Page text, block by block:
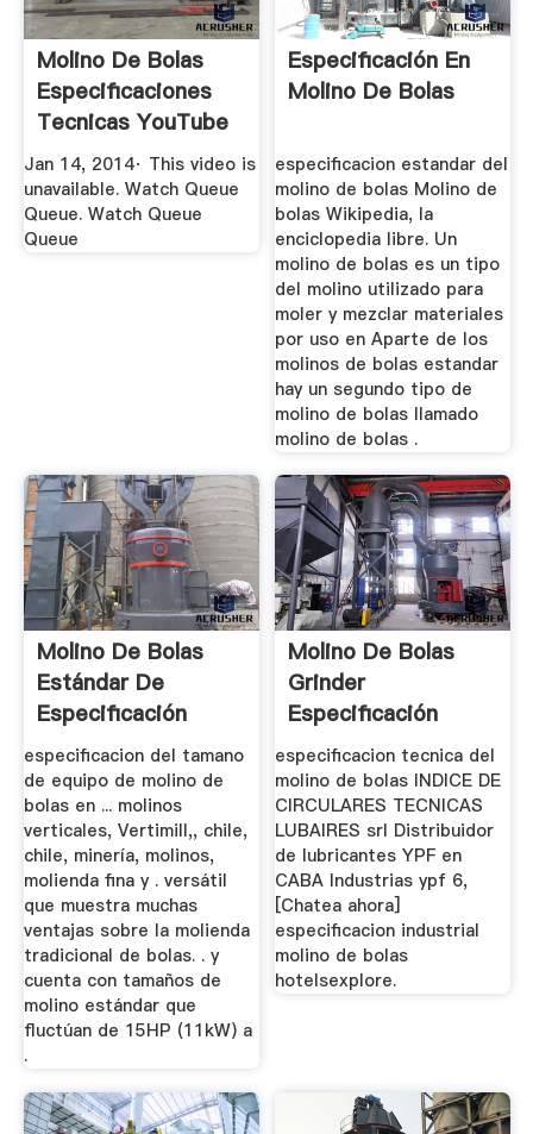
Molino De Bolas
Especificaciones
Tecnicas YouTube
Jan 14, 2014· This video is
unavailable. Watch Queue
Queue. Watch Queue
Queue
Especificación En
Molino De Bolas
especificacion estandar del
molino de bolas Molino de
bolas Wikipedia, la
enciclopedia libre. Un
molino de bolas es un tipo
del molino utilizado para
moler y mezclar materiales
por uso en Aparte de los
molinos de bolas estandar
hay un segundo tipo de
molino de bolas llamado
molino de bolas .
Molino De Bolas
Estándar De
Especificación
especificacion del tamano
de equipo de molino de
bolas en ... molinos
verticales, Vertimill,, chile,
chile, minería, molinos,
molienda fina y . versátil
que muestra muchas
ventajas sobre la molienda
tradicional de bolas. . y
cuenta con tamaños de
molino estándar que
fluctúan de 15HP (11kW) a
.
Molino De Bolas
Grinder
Especificación
especificacion tecnica del
molino de bolas INDICE DE
CIRCULARES TECNICAS
LUBAIRES srl Distribuidor
de lubricantes YPF en
CABA Industrias ypf 6,
[Chatea ahora]
especificacion industrial
molino de bolas
hotelsexplore.